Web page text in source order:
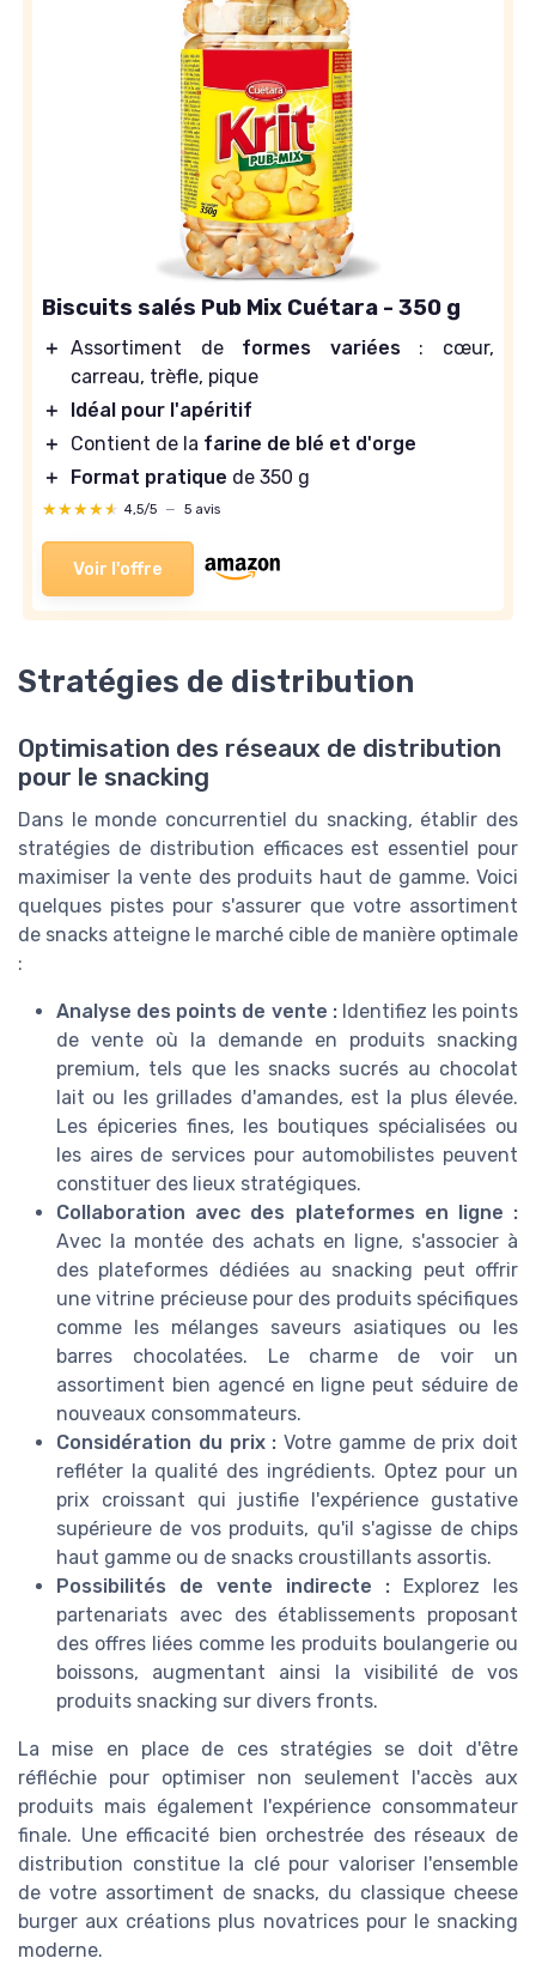
Biscuits salés Pub Mix Cuétara - 350 g
＋ Assortiment de formes variées: cœur,
carreau, trèfle, pique
＋
Idéal pour l'apéritif
＋
Contient de la farine de blé et d'orge
＋
Format pratique de 350 g
★★★★★
★★★★★ 4,5/5 — 5 avis
Voir l'offre
Stratégies de distribution
Optimisation des réseaux de distribution
pour le snacking
Dans le monde concurrentiel du snacking, établir des
stratégies de distribution efficaces est essentiel pour
maximiser la vente des produits haut de gamme. Voici
quelques pistes pour s'assurer que votre assortiment
de snacks atteigne le marché cible de manière optimale
:
Analyse des points de vente : Identifiez les points
de vente où la demande en produits snacking
premium, tels que les snacks sucrés au chocolat
lait ou les grillades d'amandes, est la plus élevée.
Les épiceries fines, les boutiques spécialisées ou
les aires de services pour automobilistes peuvent
constituer des lieux stratégiques.
Collaboration avec des plateformes en ligne :
Avec la montée des achats en ligne, s'associer à
des plateformes dédiées au snacking peut offrir
une vitrine précieuse pour des produits spécifiques
comme les mélanges saveurs asiatiques ou les
barres chocolatées. Le charme de voir un
assortiment bien agencé en ligne peut séduire de
nouveaux consommateurs.
Considération du prix : Votre gamme de prix doit
refléter la qualité des ingrédients. Optez pour un
prix croissant qui justifie l'expérience gustative
supérieure de vos produits, qu'il s'agisse de chips
haut gamme ou de snacks croustillants assortis.
Possibilités de vente indirecte :
Explorez les
partenariats avec des établissements proposant
des offres liées comme les produits boulangerie ou
boissons, augmentant ainsi la visibilité de vos
produits snacking sur divers fronts.
La mise en place de ces stratégies se doit d'être
réfléchie pour optimiser non seulement l'accès aux
produits mais également l'expérience consommateur
finale. Une efficacité bien orchestrée des réseaux de
distribution constitue la clé pour valoriser l'ensemble
de votre assortiment de snacks, du classique cheese
burger aux créations plus novatrices pour le snacking
moderne.